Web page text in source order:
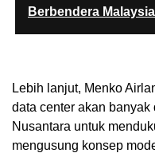
Berbendera Malaysia
Lebih lanjut, Menko
data center akan
Nusantara untuk
mengusung konsep